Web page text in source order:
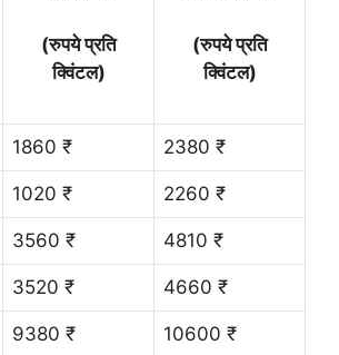
(रुपये प्रति
क्विंटल)
(रुपये प्रति
क्विंटल)
1860 ₹ 2380 ₹
1020 ₹ 2260 ₹
3560 ₹ 4810 ₹
3520 ₹ 4660 ₹
9380 ₹ 10600 ₹